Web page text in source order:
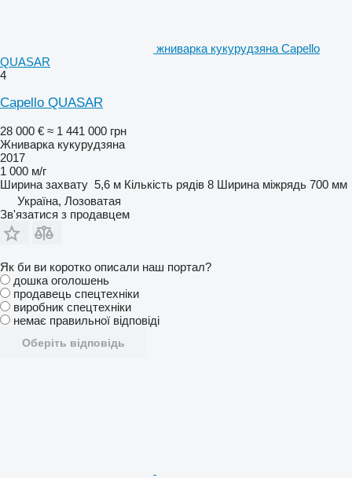
жниварка кукурудзяна Capello
QUASAR
4
Capello QUASAR
28 000 € ≈ 1 441 000 грн
Жниварка кукурудзяна
2017
1 000 м/г
Ширина захвату 5,6 м Кількість рядів 8 Ширина міжрядь 700 мм
Україна, Лозоватая
Зв'язатися з продавцем
Як би ви коротко описали наш портал?
дошка оголошень
продавець спецтехніки
виробник спецтехніки
немає правильної відповіді
Оберіть відповідь